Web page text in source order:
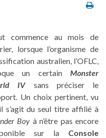
commence au mois de
lorsque l’organisme de
australien, l’OFLC,
un certain Monster
IVsans préciser le
Un choix pertinent, vu
s’agit du seul titre affilié à
Boy à n’être pas encore
sur la Console